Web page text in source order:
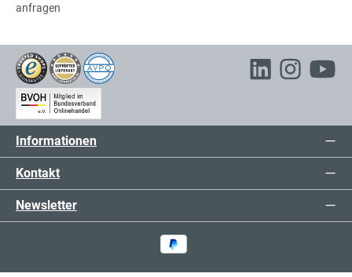
anfragen
Informationen
Kontakt
Newsletter